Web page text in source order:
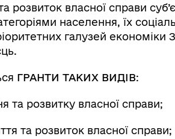
розвиток власної справи
населення, їх
галузей економіки
ГРАНТИ ТАКИХ ВИДІВ:
та розвитку власної справи;
та розвиток власної справи;